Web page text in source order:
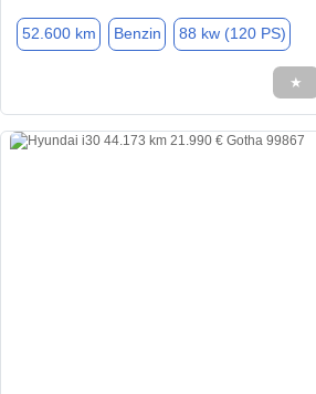
52.600 km Benzin 88 kw (120 PS)
★